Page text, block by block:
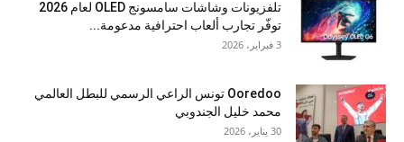
تلفزيونات وشاشات سامسونج OLED لعام 2026
توفّر تجارب ألعاب احترافية مدعومة...
3 فبراير، 2026
Ooredoo تونس الراعي الرسمي للبطل العالمي
محمد خليل الجندوبي
30 يناير، 2026